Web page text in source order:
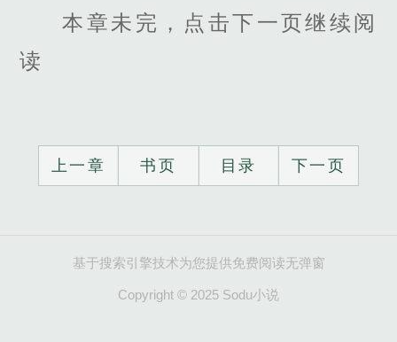
本章未完，点击下一页继续阅
读
上一章 书页 目录 下一页
基于搜索引擎技术为您提供免费阅读无弹窗
Copyright © 2025 Sodu小说